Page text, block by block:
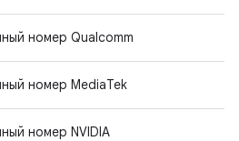
номер Qualcomm
номер MediaTek
номер NVIDIA